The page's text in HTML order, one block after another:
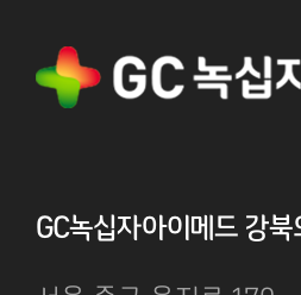
GC녹십자아이메드 강북